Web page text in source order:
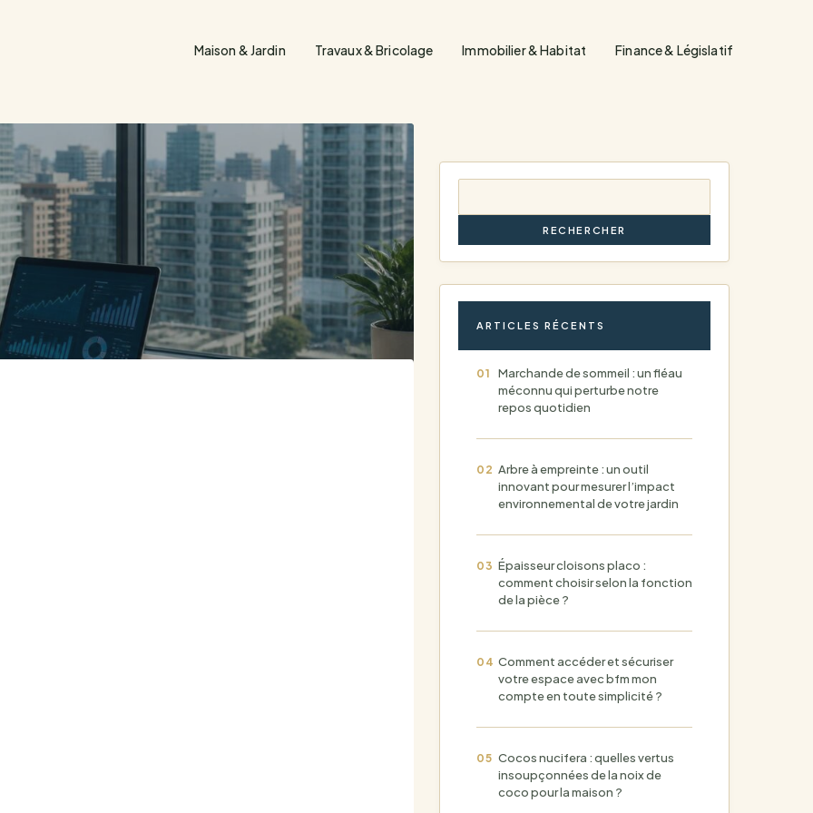
Maison & Jardin Travaux & Bricolage Immobilier & Habitat Finance & Législatif
RECHERCHER
ARTICLES RÉCENTS
Marchande de sommeil : un fléau
méconnu qui perturbe notre
repos quotidien
Arbre à empreinte : un outil
innovant pour mesurer l’impact
environnemental de votre jardin
Épaisseur cloisons placo :
comment choisir selon la fonction
de la pièce ?
Comment accéder et sécuriser
votre espace avec bfm mon
compte en toute simplicité ?
Cocos nucifera : quelles vertus
insoupçonnées de la noix de
coco pour la maison ?